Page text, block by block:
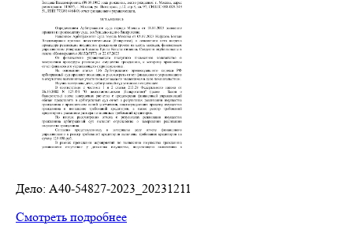
Дело: A40-54827-2023_20231211
Смотреть подробнее